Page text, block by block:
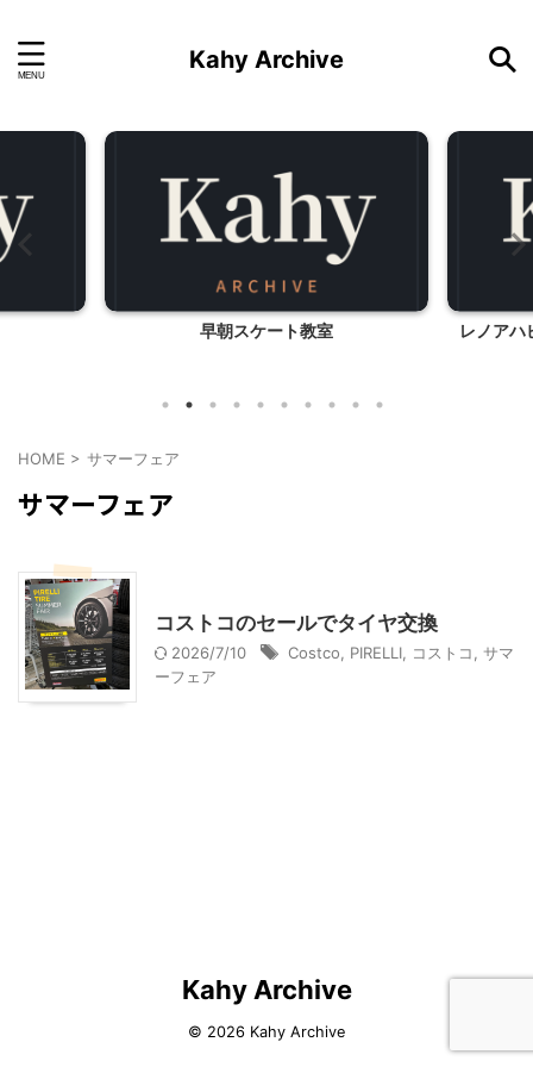
Kahy Archive
早朝スケート教室 レノア
HOME > サマーフェア
サマーフェア
コストコのセールでタイヤ交換
2026/7/10 Costco PIRELLI コストコ
サマ
ーフェア
Kahy Archive
© 2026 Kahy Archive